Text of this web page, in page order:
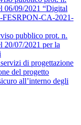
06/09/2021 “Digital
FESRPON-CA-2021-
pubblico prot. n.
07/2021 per la
di progettazione
del progetto
all’interno degli